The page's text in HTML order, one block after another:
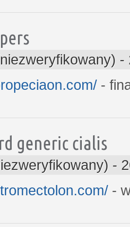
-
-
generic cialis
-
-